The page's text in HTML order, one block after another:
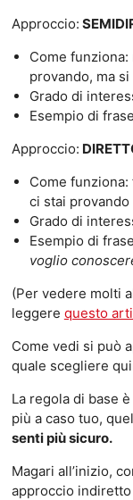
Approccio:
Come
provando, ma
Grado di
Esempio di
Approccio:
Come
ci stai provando
Grado di
Esempio di
voglio
(Per vedere molti
leggere questo
Come vedi si può
quale scegliere
La regola di base
più a caso tuo,
senti più sicuro.
Magari all’inizio,
approccio